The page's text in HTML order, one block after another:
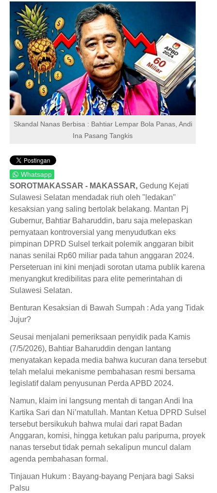
Skandal Nanas Berbisa : Bahtiar Lempar Bola Panas, Andi
Ina Pasang Tangkis
Whatsapp
SOROTMAKASSAR - MAKASSAR, Gedung Kejati
Sulawesi Selatan mendadak riuh oleh "ledakan"
kesaksian yang saling bertolak belakang. Mantan Pj
Gubernur, Bahtiar Baharuddin, baru saja melepaskan
pernyataan kontroversial yang menyudutkan eks
pimpinan DPRD Sulsel terkait polemik anggaran bibit
nanas senilai Rp60 miliar pada tahun anggaran 2024.
Perseteruan ini kini menjadi sorotan utama publik karena
menyangkut kredibilitas para elite pemerintahan di
Sulawesi Selatan.
Benturan Kesaksian di Bawah Sumpah : Ada yang Tidak
Jujur?
Seusai menjalani pemeriksaan penyidik pada Kamis
(7/5/2026), Bahtiar Baharuddin dengan lantang
menyatakan kepada media bahwa kucuran dana tersebut
telah melalui mekanisme pembahasan resmi bersama
legislatif dalam penyusunan Perda APBD 2024.
Namun, klaim ini langsung mentah di tangan Andi Ina
Kartika Sari dan Ni’matullah. Mantan Ketua DPRD Sulsel
tersebut bersikukuh bahwa mulai dari rapat Badan
Anggaran, komisi, hingga ketukan palu paripurna, proyek
nanas tersebut tidak pernah sekalipun muncul dalam
agenda pembahasan formal.
Tinjauan Hukum : Bayang-bayang Penjara bagi Saksi
Palsu